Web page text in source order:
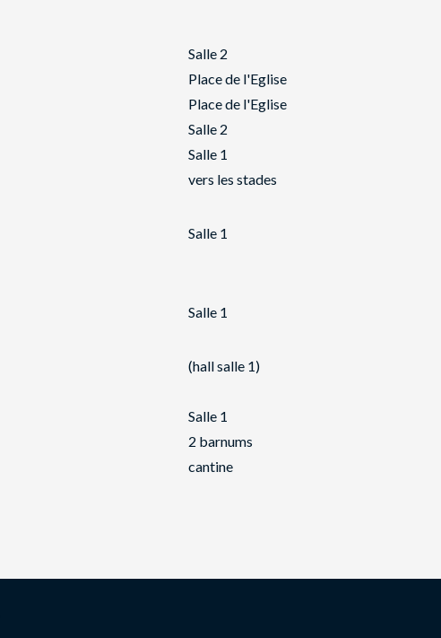
Salle 2
Place de l'Eglise
Place de l'Eglise
Salle 2
Salle 1
vers les stades
Salle 1
Salle 1
(hall salle 1)
Salle 1
2 barnums
cantine